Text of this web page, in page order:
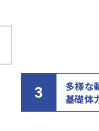
3
多様な
基礎体